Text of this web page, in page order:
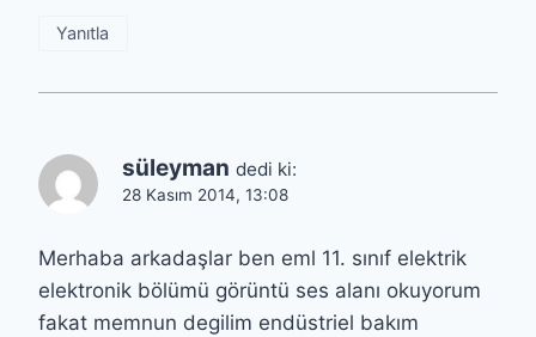
Yanıtla
süleyman dedi ki:
28 Kasım 2014, 13:08
Merhaba arkadaşlar ben eml 11. sınıf elektrik
elektronik bölümü görüntü ses alanı okuyorum
fakat memnun degilim endüstriel bakım